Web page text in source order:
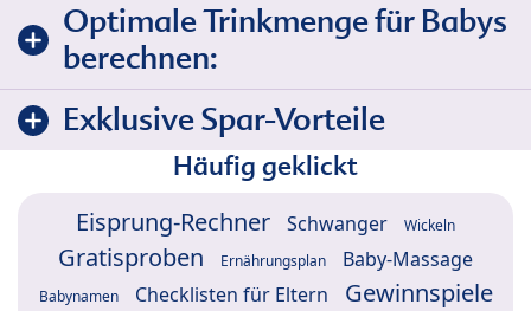
Optimale Trinkmenge für Babys
berechnen:
Exklusive Spar-Vorteile
Häufig geklickt
Eisprung-Rechner Schwanger Wickeln
Gratisproben Ernährungsplan Baby-Massage
Babynamen Checklisten für Eltern
Gewinnspiele